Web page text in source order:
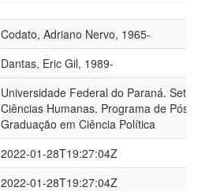
Codato, Adriano Nervo, 1965-
Dantas, Eric Gil, 1989-
Universidade Federal do Paraná.
Ciências Humanas. Programa de Pós-
Graduação em Ciência Política
2022-01-28T19:27:04Z
2022-01-28T19:27:04Z